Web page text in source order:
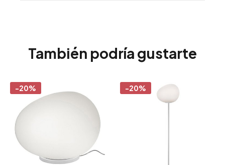
También podría gustarte
-20% -20%